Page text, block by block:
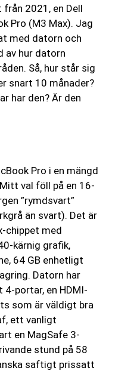
2021, en Dell
Pro (M3 Max). Jag
med datorn och
av hur datorn
Så, hur står sig
snart 10 månader?
har den? Är den
Pro i en mängd
val föll på en 16-
”rymdsvart”
än svart). Det är
med
grafik,
64 GB enhetligt
Datorn har
portar, en HDMI-
som är väldigt bra
ett vanligt
en MagSafe 3-
stund på 58
saftigt prissatt